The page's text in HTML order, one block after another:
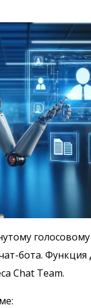
бота.
Chat Team.